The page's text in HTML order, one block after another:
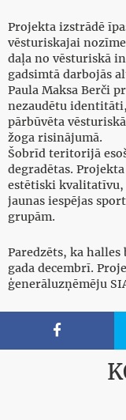
Projekta izstrādē
vēsturiskajai
daļa no vēsturiskā
gadsimtā darbojās
Paula Maksa Berči
nezaudētu
pārbūvēta
žoga risinājumā.
Šobrīd teritorijā
degradētas.
estētiski
jaunas iespējas
grupām.
Paredzēts, ka halles
gada decembrī.
ģenerāluzņēmēju
